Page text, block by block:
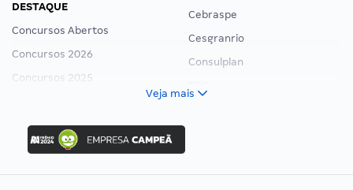
DESTAQUE
Concursos Abertos
Concursos 2026
Concursos 2025
Concurso Ibama
Concurso MPU
Editais publicados
Cebraspe
Cesgranrio
Consulplan
Veja mais